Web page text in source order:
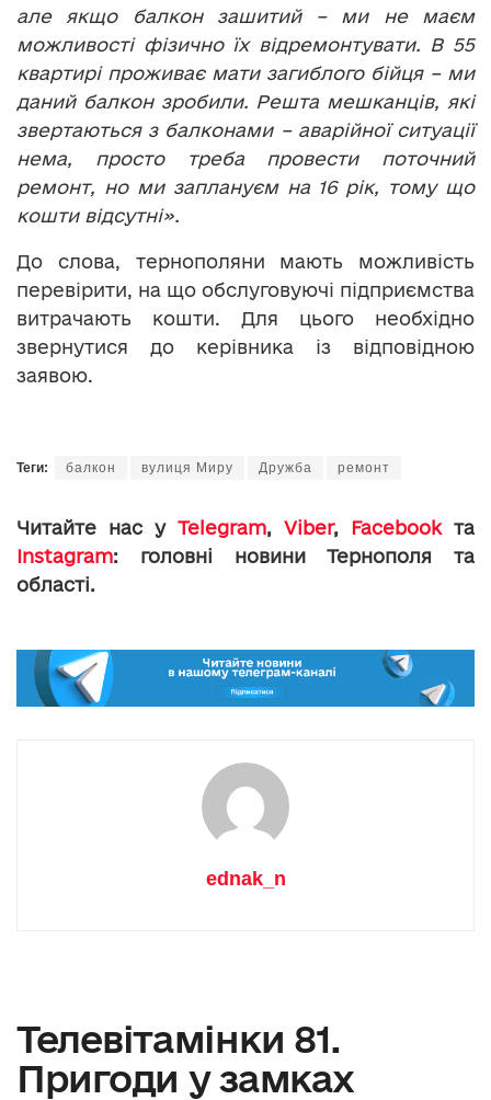
але якщо балкон зашитий – ми не маєм
можливості фізично їх відремонтувати. В 55
квартирі проживає мати загиблого бійця – ми
даний балкон зробили. Решта мешканців, які
звертаються з балконами – аварійної ситуації
нема, просто треба провести поточний
ремонт, но ми заплануєм на 16 рік, тому що
кошти відсутні».
До слова, тернополяни мають можливість
перевірити, на що обслуговуючі підприємства
витрачають кошти. Для цього необхідно
звернутися до керівника із відповідною
заявою.
Теги: балкон вулиця Миру Дружба ремонт
Читайте нас у Telegram, Viber, Facebookта
Instagram: головні новини Тернополя та
області.
ednak_n
Телевітамінки 81.
Пригоди у замках